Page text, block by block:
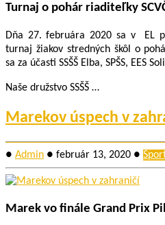
Turnaj o pohár riaditeľky
Dňa 27. februára 2020 sa v EL
turnaj žiakov stredných škôl o
sa za účasti SSŠŠ Elba, SPŠS, EES
Naše družstvo SSŠŠ …
Marekov úspech v
● Admin ● február 13, 2020 ●
Marek vo finále Grand Prix